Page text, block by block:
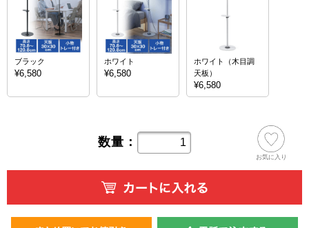
ブラック
¥6,580
ホワイト
¥6,580
ホワイト（木目調
天板）
¥6,580
数量：
お気に入り